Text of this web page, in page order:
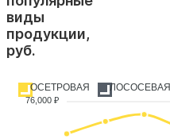
виды
продукции,
руб.
ОСЕТРОВАЯ ЛОСОСЕВАЯ
76,000 ₽